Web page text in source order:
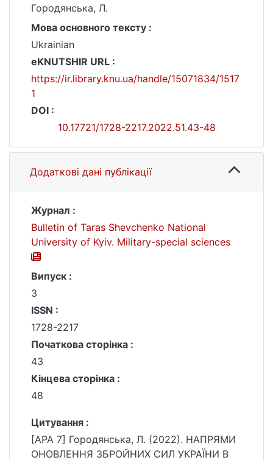
Городянська, Л.
Мова основного тексту :
Ukrainian
eKNUTSHIR URL :
https://ir.library.knu.ua/handle/15071834/1517
1
DOI :
10.17721/1728-2217.2022.51.43-48
Додаткові дані публікації
Журнал :
Bulletin of Taras Shevchenko National
University of Kyiv. Military-special sciences
Випуск :
3
ISSN :
1728-2217
Початкова сторінка :
43
Кінцева сторінка :
48
Цитування :
[APA 7] Городянська, Л. (2022). НАПРЯМИ
ОНОВЛЕННЯ ЗБРОЙНИХ СИЛ УКРАЇНИ В